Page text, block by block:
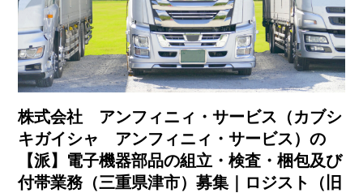
株式会社 アンフィニィ・サービス（カブシ
キガイシャ アンフィニィ・サービス）の
【派】電子機器部品の組立・検査・梱包及び
付帯業務（三重県津市）募集｜ロジスト（旧